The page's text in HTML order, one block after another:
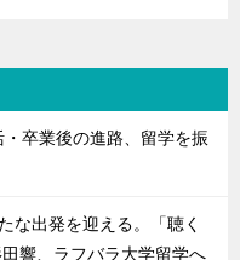
卒業後の進路、留学を振
な出発を迎える。「聴く
響、ラフバラ大学留学へ